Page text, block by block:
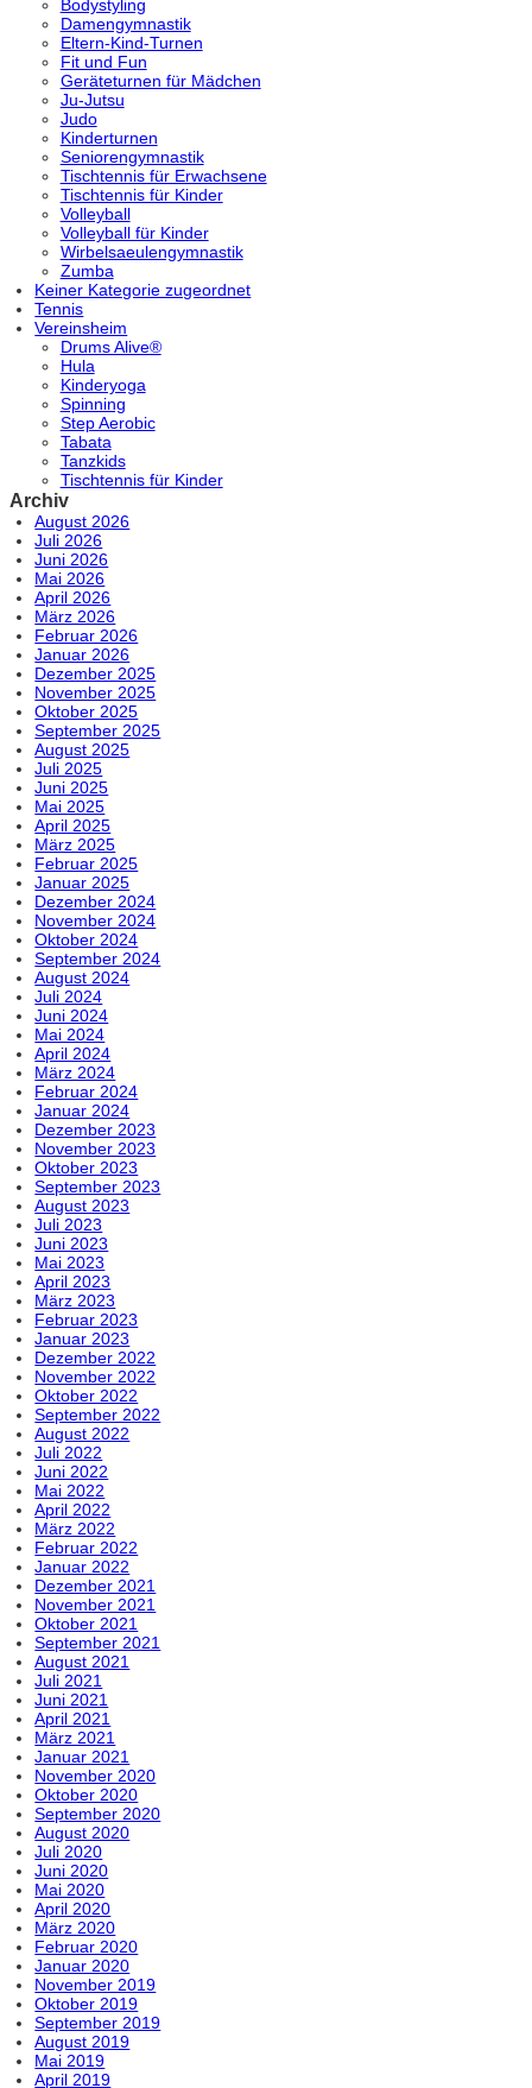
Bodystyling
Damengymnastik
Eltern-Kind-Turnen
Fit und Fun
Geräteturnen für Mädchen
Ju-Jutsu
Judo
Kinderturnen
Seniorengymnastik
Tischtennis für Erwachsene
Tischtennis für Kinder
Volleyball
Volleyball für Kinder
Wirbelsaeulengymnastik
Zumba
Keiner Kategorie zugeordnet
Tennis
Vereinsheim
Drums Alive®
Hula
Kinderyoga
Spinning
Step Aerobic
Tabata
Tanzkids
Tischtennis für Kinder
Archiv
August 2026
Juli 2026
Juni 2026
Mai 2026
April 2026
März 2026
Februar 2026
Januar 2026
Dezember 2025
November 2025
Oktober 2025
September 2025
August 2025
Juli 2025
Juni 2025
Mai 2025
April 2025
März 2025
Februar 2025
Januar 2025
Dezember 2024
November 2024
Oktober 2024
September 2024
August 2024
Juli 2024
Juni 2024
Mai 2024
April 2024
März 2024
Februar 2024
Januar 2024
Dezember 2023
November 2023
Oktober 2023
September 2023
August 2023
Juli 2023
Juni 2023
Mai 2023
April 2023
März 2023
Februar 2023
Januar 2023
Dezember 2022
November 2022
Oktober 2022
September 2022
August 2022
Juli 2022
Juni 2022
Mai 2022
April 2022
März 2022
Februar 2022
Januar 2022
Dezember 2021
November 2021
Oktober 2021
September 2021
August 2021
Juli 2021
Juni 2021
April 2021
März 2021
Januar 2021
November 2020
Oktober 2020
September 2020
August 2020
Juli 2020
Juni 2020
Mai 2020
April 2020
März 2020
Februar 2020
Januar 2020
November 2019
Oktober 2019
September 2019
August 2019
Mai 2019
April 2019